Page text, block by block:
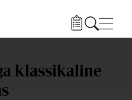
klassikaline